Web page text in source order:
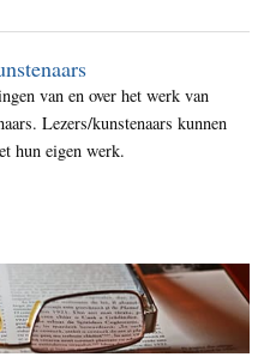
van en over het werk van
Lezers/kunstenaars kunnen
hun eigen werk.